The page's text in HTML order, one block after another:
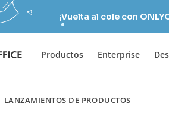
¡Vuelta al cole con
Productos Enterprise
LANZAMIENTOS DE PRODUCTOS